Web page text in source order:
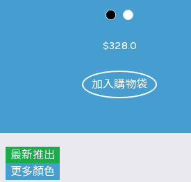
$328.0
加入購物袋
最新推出
更多顏色